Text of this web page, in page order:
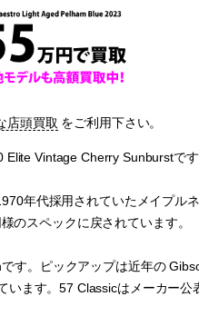
店頭買取 をご利用下さい。
Vintage Cherry Sunburstです
年代採用されていたメイプル
のスペックに戻されています。
す。ピックアップは近年の
ます。57 Classicはメーカー公